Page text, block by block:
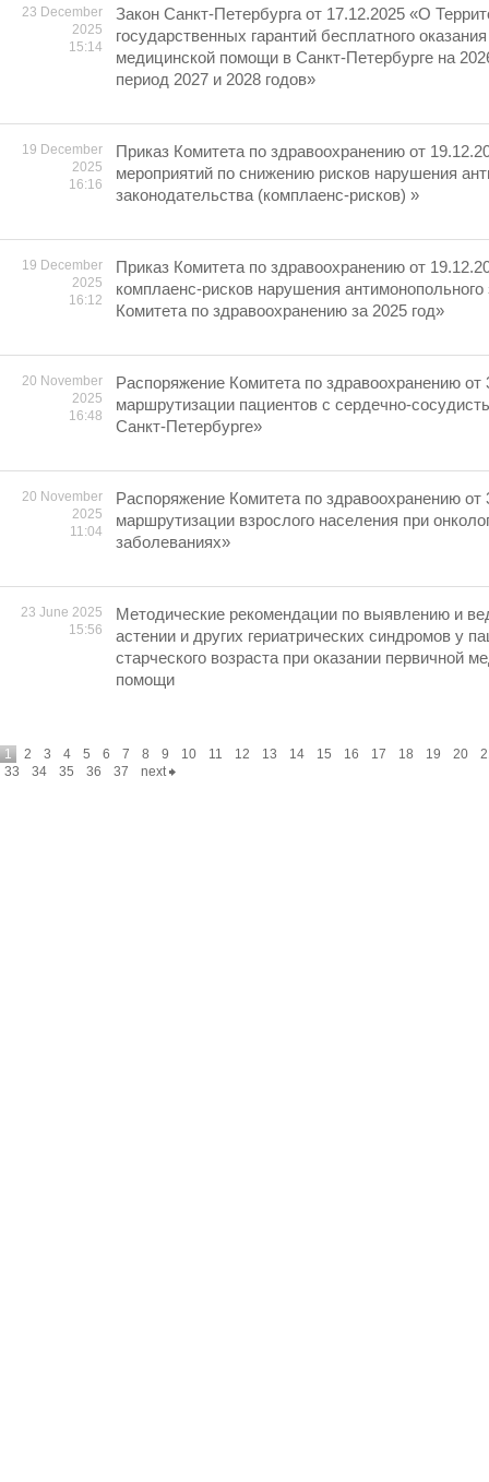
23 December
2025
15:14
Закон Санкт-Петербурга от 17.12.2025 «О
государственных гарантий бесплатного
медицинской помощи в Санкт-Петербурге на
период 2027 и 2028 годов»
19 December
2025
16:16
Приказ Комитета по здравоохранению от
мероприятий по снижению рисков нарушения
законодательства (комплаенс-рисков) »
19 December
2025
16:12
Приказ Комитета по здравоохранению от
комплаенс-рисков нарушения антимонопольного
Комитета по здравоохранению за 2025 год»
20 November
2025
16:48
Распоряжение Комитета по здравоохранению
маршрутизации пациентов с сердечно-
Санкт-Петербурге»
20 November
2025
11:04
Распоряжение Комитета по здравоохранению
маршрутизации взрослого населения при
заболеваниях»
23 June 2025
15:56
Методические рекомендации по выявлению и
астении и других гериатрических синдромов у
старческого возраста при оказании первичной
помощи
1 2 3 4 5 6 7 8 9 10 11 12 13 14 15 16 17 18 19 20
33
34 35 36 37 next